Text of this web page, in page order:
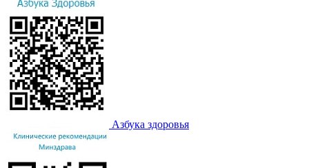
Азбука здоровья